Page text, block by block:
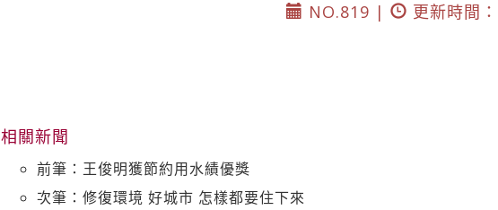
NO.819 |
更新時間
相關新聞
前筆：王俊明獲節約用水績優獎
次筆：修復環境 好城市 怎樣都要住下來